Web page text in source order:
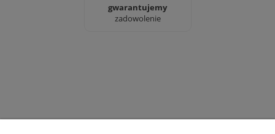
gwarantujemy
zadowolenie